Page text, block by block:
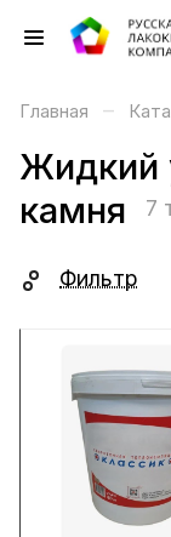
Главная –
Жидкий
камня
7
Фильтр